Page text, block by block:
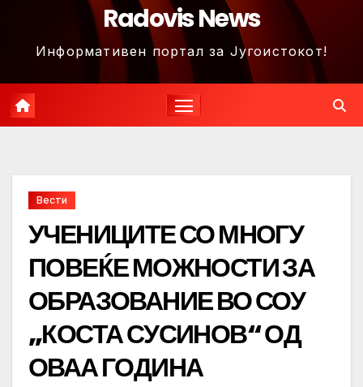
Radovis News
Информативен портал за Југоистокот!
Вести
УЧЕНИЦИТЕ СО МНОГУ
ПОВЕЌЕ МОЖНОСТИ ЗА
ОБРАЗОВАНИЕ ВО СОУ
„КОСТА СУСИНОВ“ ОД
ОВАА ГОДИНА